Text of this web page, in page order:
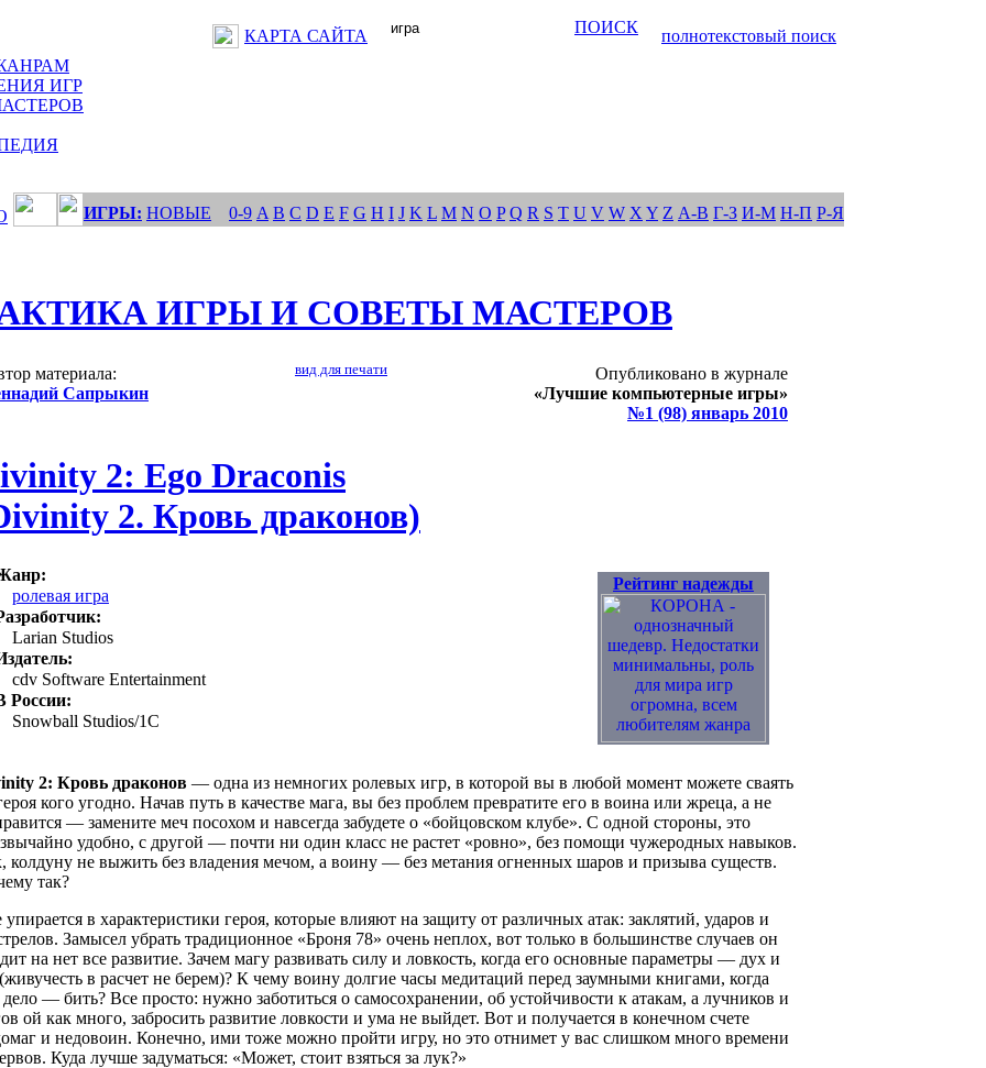
КАРТА САЙТА ПОИСК
полнотекстовый поиск
ИГР
ИГРЫ: НОВЫЕ 0-9 A B C D E F G H I J K L M N O P Q R S T U V W X Y Z А-В Г-З И-М Н-П Р-Я
ИГРЫ И СОВЕТЫ МАСТЕРОВ
материала:
Сапрыкин
Опубликовано в журнале
«Лучшие компьютерные игры»
№1 (98) январь 2010
вид для печати
2: Ego Draconis
2. Кровь драконов)
ролевая игра
Larian Studios
cdv Software Entertainment
России:
Snowball Studios/1C
Рейтинг надежды
2: Кровь драконов — одна из немногих ролевых игр, в которой вы в любой момент можете сваять
кого угодно. Начав путь в качестве мага, вы без проблем превратите его в воина или жреца, а не
— замените меч посохом и навсегда забудете о «бойцовском клубе». С одной стороны, это
удобно, с другой — почти ни один класс не растет «ровно», без помощи чужеродных навыков.
колдуну не выжить без владения мечом, а воину — без метания огненных шаров и призыва существ.
так?
упирается в характеристики героя, которые влияют на защиту от различных атак: заклятий, ударов и
Замысел убрать традиционное «Броня 78» очень неплох, вот только в большинстве случаев он
на нет все развитие. Зачем магу развивать силу и ловкость, когда его основные параметры — дух и
в расчет не берем)? К чему воину долгие часы медитаций перед заумными книгами, когда
дело — бить? Все просто: нужно заботиться о самосохранении, об устойчивости к атакам, а лучников и
ой как много, забросить развитие ловкости и ума не выйдет. Вот и получается в конечном счете
и недовоин. Конечно, ими тоже можно пройти игру, но это отнимет у вас слишком много времени
Куда лучше задуматься: «Может, стоит взяться за лук?»